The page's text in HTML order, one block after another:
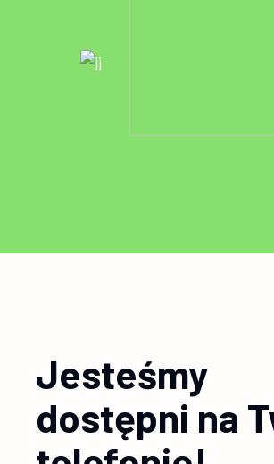
Jesteśmy
dostępni na